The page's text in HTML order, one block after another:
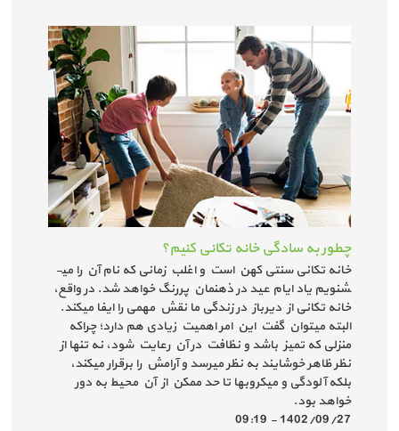
چطور به سادگی خانه تکانی کنیم؟
خانه تکانی سنتی کهن است و اغلب زمانی که نام آن را می­­
شنویم یاد ایام عید در ذهنمان پررنگ خواهد شد. در واقع،
خانه تکانی از دیرباز در زندگی ما نقش مهمی را ایفا می­کند.
البته می­توان گفت این امر اهمیت زیادی هم دارد؛ چراکه
منزلی که تمیز باشد و نظافت در آن رعایت شود، نه تنها از
نظر ظاهر خوشایند به نظر می­رسد و آرامش را برقرار می­کند،
بلکه آلودگی و میکروب­ها تا حد ممکن از آن محیط به دور
خواهد بود.
1402/09/27 - 09:19